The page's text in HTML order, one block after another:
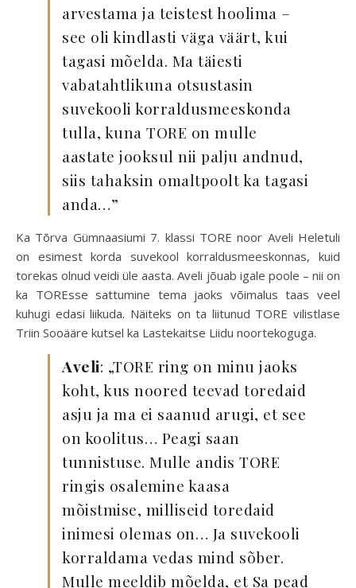
arvestama ja teistest hoolima –
see oli kindlasti väga väärt, kui
tagasi mõelda. Ma täiesti
vabatahtlikuna otsustasin
suvekooli korraldusmeeskonda
tulla, kuna TORE on mulle
aastate jooksul nii palju andnud,
siis tahaksin omaltpoolt ka tagasi
anda…”
Ka Tõrva Gümnaasiumi 7. klassi TORE noor Aveli Heletuli
on esimest korda suvekool korraldusmeeskonnas, kuid
torekas olnud veidi üle aasta. Aveli jõuab igale poole – nii on
ka TOREsse sattumine tema jaoks võimalus taas veel
kuhugi edasi liikuda. Näiteks on ta liitunud TORE vilistlase
Triin Sooääre kutsel ka Lastekaitse Liidu noortekoguga.
Aveli: „TORE ring on minu jaoks
koht, kus noored teevad toredaid
asju ja ma ei saanud arugi, et see
on koolitus… Peagi saan
tunnistuse. Mulle andis TORE
ringis osalemine kaasa
mõistmise, milliseid toredaid
inimesi olemas on… Ja suvekooli
korraldama vedas mind sõber.
Mulle meeldib mõelda, et Sa pead